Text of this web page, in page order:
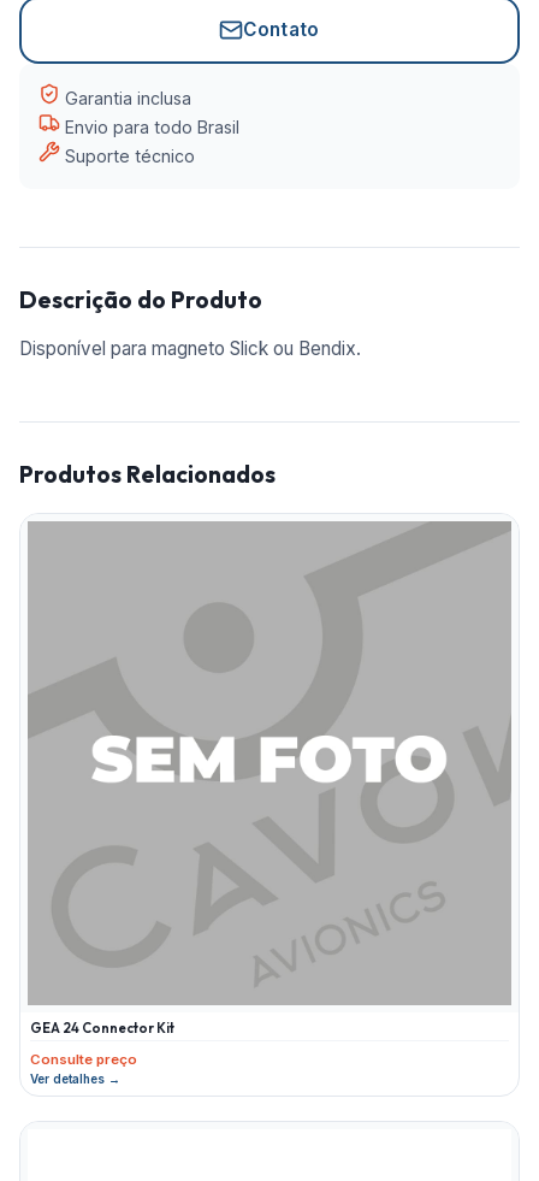
Contato
Garantia inclusa
Envio para todo Brasil
Suporte técnico
Descrição do Produto
Disponível para magneto Slick ou Bendix.
Produtos Relacionados
GEA 24 Connector Kit
Consulte preço
Ver detalhes →